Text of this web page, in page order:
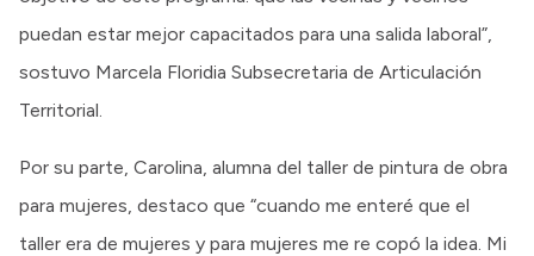
puedan estar mejor capacitados para una salida laboral”,
sostuvo Marcela Floridia Subsecretaria de Articulación
Territorial.
Por su parte, Carolina, alumna del taller de pintura de obra
para mujeres, destaco que “cuando me enteré que el
taller era de mujeres y para mujeres me re copó la idea. Mi